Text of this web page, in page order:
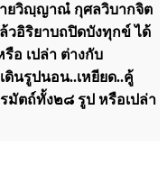
ยวิญฺญาณํ กุศลวิบากจิต
วอิริยาบถปิดบังทุกข์ ได้
อ เปล่า ต่างกับ
ดินรูปนอน..เหยียด..คู้
มัตถ์ทั้ง๒๘ รูป หรือเปล่า